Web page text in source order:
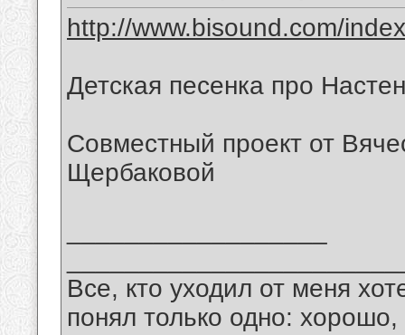
http://www.bisound.com/
Детская песенка про
Совместный проект от
Щербаковой
Все, кто уходил от меня
понял только одно: